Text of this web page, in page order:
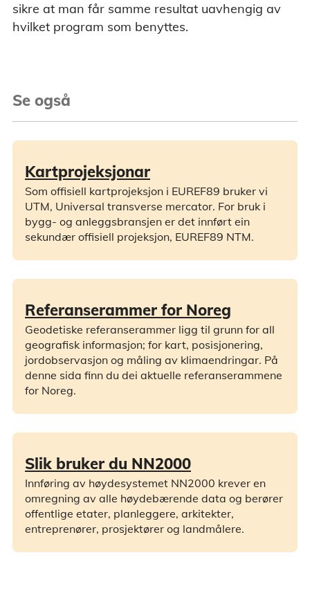
sikre at man får samme resultat uavhengig av
hvilket program som benyttes.
Se også
Kartprojeksjonar
Som offisiell kartprojeksjon i EUREF89 bruker vi
UTM, Universal transverse mercator. For bruk i
bygg- og anleggsbransjen er det innført ein
sekundær offisiell projeksjon, EUREF89 NTM.
Referanserammer for Noreg
Geodetiske referanserammer ligg til grunn for all
geografisk informasjon; for kart, posisjonering,
jordobservasjon og måling av klimaendringar. På
denne sida finn du dei aktuelle referanserammene
for Noreg.
Slik bruker du NN2000
Innføring av høydesystemet NN2000 krever en
omregning av alle høydebærende data og berører
offentlige etater, planleggere, arkitekter,
entreprenører, prosjektører og landmålere.